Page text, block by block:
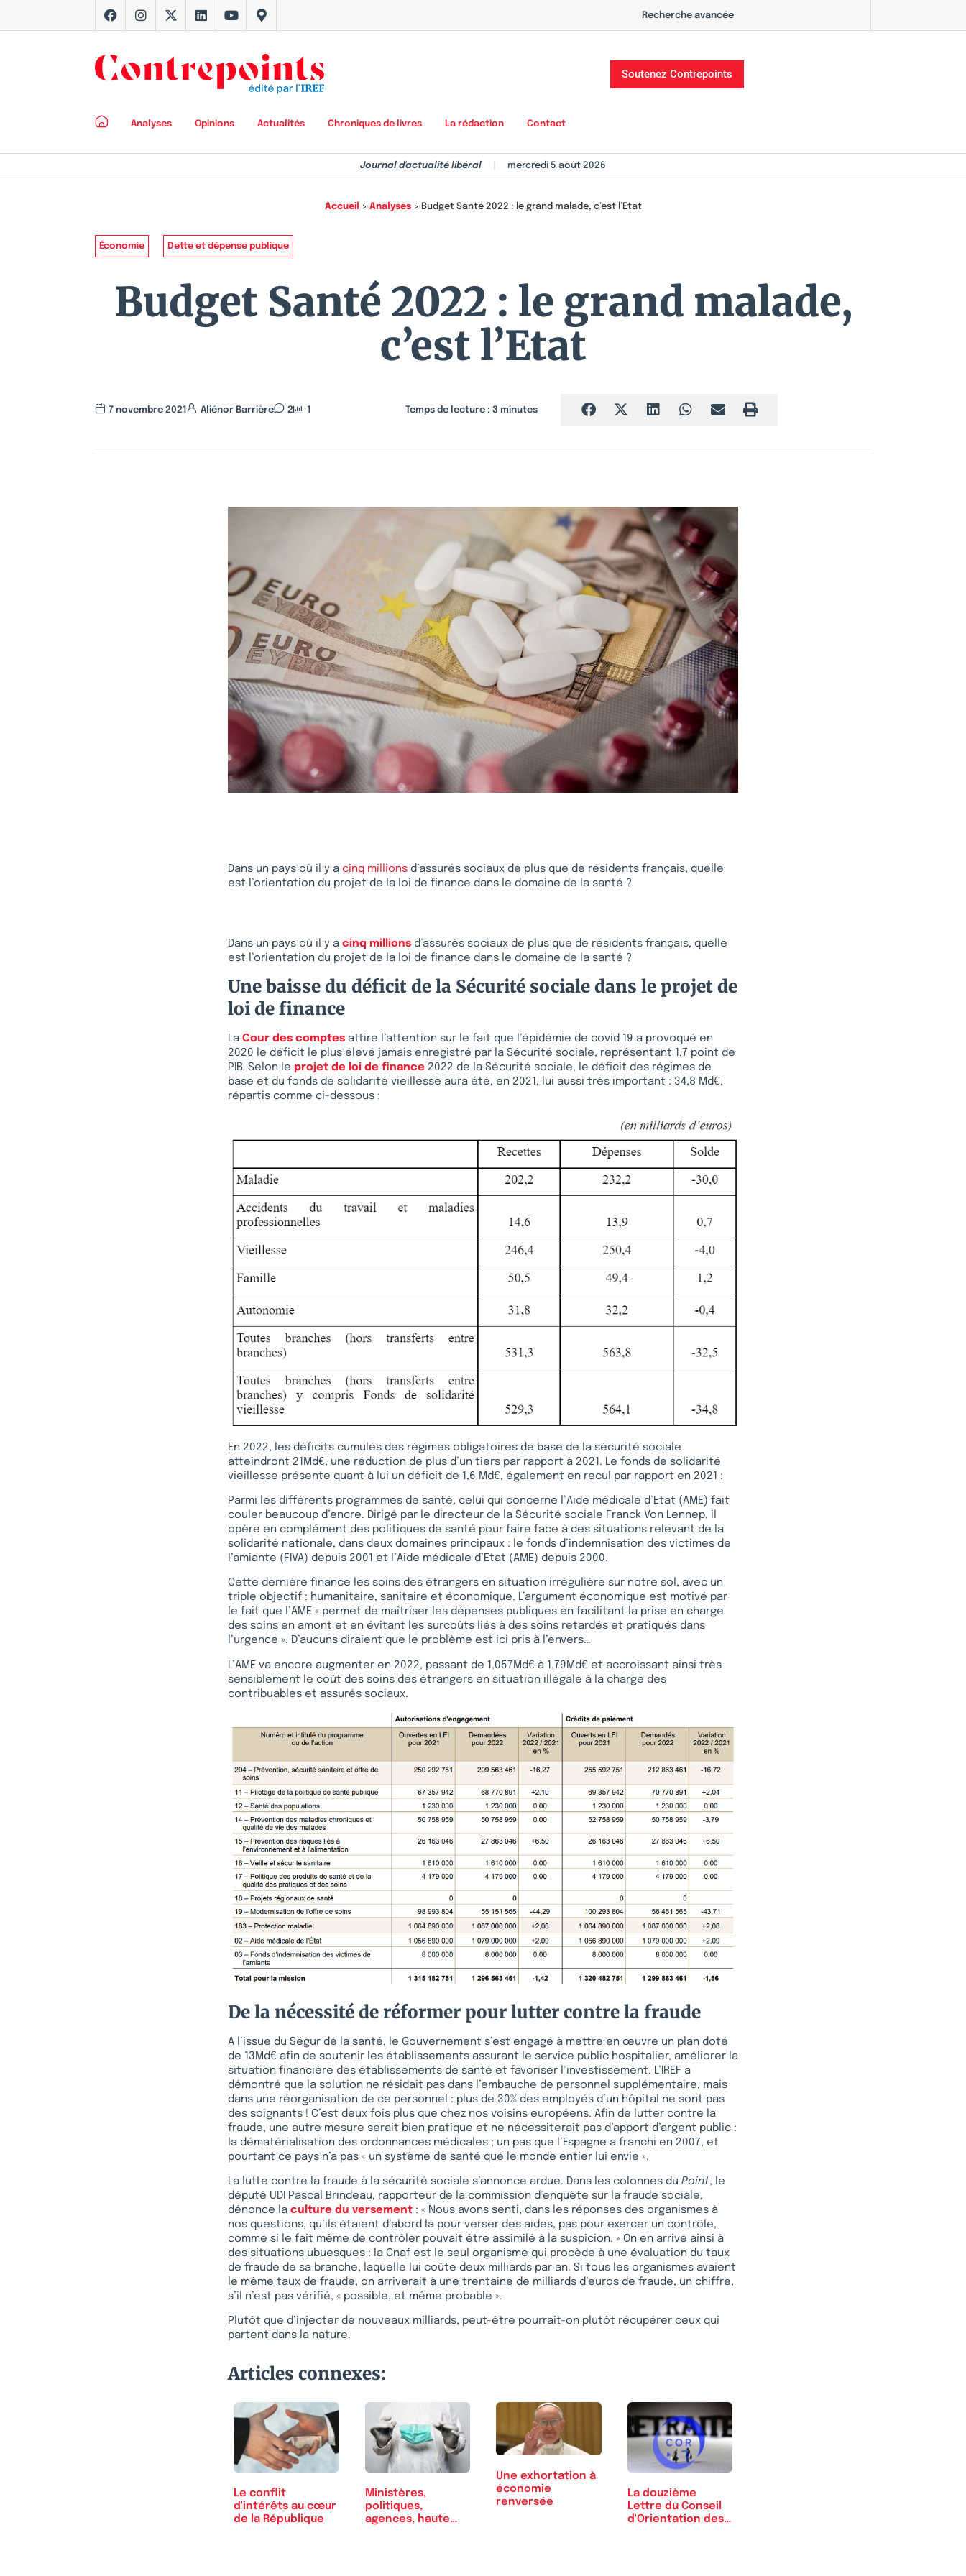
Recherche avancée
Soutenez Contrepoints
Analyses Opinions Actualités Chroniques de livres La rédaction Contact
Journal d'actualité libéral mercredi 5 août 2026
Accueil > Analyses> Budget Santé 2022 : le grand malade, c’est l’Etat
Économie Dette et dépense publique
Budget Santé 2022 : le grand malade,
c’est l’Etat
7 novembre 2021 Aliénor Barrière 2 1 Temps de lecture : 3 minutes
Dans un pays où il y a cinq millions d’assurés sociaux de plus que de résidents français, quelle
est l’orientation du projet de la loi de finance dans le domaine de la santé ?
Dans un pays où il y a cinq millions d’assurés sociaux de plus que de résidents français, quelle
est l’orientation du projet de la loi de finance dans le domaine de la santé ?
Une baisse du déficit de la Sécurité sociale dans le projet de
loi de finance
La Cour des comptes attire l’attention sur le fait que l’épidémie de covid 19 a provoqué en
2020 le déficit le plus élevé jamais enregistré par la Sécurité sociale, représentant 1,7 point de
PIB. Selon le projet de loi de finance 2022 de la Sécurité sociale, le déficit des régimes de
base et du fonds de solidarité vieillesse aura été, en 2021, lui aussi très important : 34,8 Md€,
répartis comme ci-dessous :
En 2022, les déficits cumulés des régimes obligatoires de base de la sécurité sociale
atteindront 21Md€, une réduction de plus d’un tiers par rapport à 2021. Le fonds de solidarité
vieillesse présente quant à lui un déficit de 1,6 Md€, également en recul par rapport en 2021 :
Parmi les différents programmes de santé, celui qui concerne l’Aide médicale d’Etat (AME) fait
couler beaucoup d’encre. Dirigé par le directeur de la Sécurité sociale Franck Von Lennep, il
opère en complément des politiques de santé pour faire face à des situations relevant de la
solidarité nationale, dans deux domaines principaux : le fonds d’indemnisation des victimes de
l’amiante (FIVA) depuis 2001 et l’Aide médicale d’Etat (AME) depuis 2000.
Cette dernière finance les soins des étrangers en situation irrégulière sur notre sol, avec un
triple objectif : humanitaire, sanitaire et économique. L’argument économique est motivé par
le fait que l’AME « permet de maîtriser les dépenses publiques en facilitant la prise en charge
des soins en amont et en évitant les surcoûts liés à des soins retardés et pratiqués dans
l’urgence ». D’aucuns diraient que le problème est ici pris à l’envers…
L’AME va encore augmenter en 2022, passant de 1,057Md€ à 1,79Md€ et accroissant ainsi très
sensiblement le coût des soins des étrangers en situation illégale à la charge des
contribuables et assurés sociaux.
De la nécessité de réformer pour lutter contre la fraude
A l’issue du Ségur de la santé, le Gouvernement s’est engagé à mettre en œuvre un plan doté
de 13Md€ afin de soutenir les établissements assurant le service public hospitalier, améliorer la
situation financière des établissements de santé et favoriser l’investissement. L’IREF a
démontré que la solution ne résidait pas dans l’embauche de personnel supplémentaire, mais
dans une réorganisation de ce personnel : plus de 30% des employés d’un hôpital ne sont pas
des soignants ! C’est deux fois plus que chez nos voisins européens. Afin de lutter contre la
fraude, une autre mesure serait bien pratique et ne nécessiterait pas d’apport d’argent public :
la dématérialisation des ordonnances médicales ; un pas que l’Espagne a franchi en 2007, et
pourtant ce pays n’a pas « un système de santé que le monde entier lui envie ».
La lutte contre la fraude à la sécurité sociale s’annonce ardue. Dans les colonnes du Point, le
député UDI Pascal Brindeau, rapporteur de la commission d’enquête sur la fraude sociale,
dénonce la culture du versement : « Nous avons senti, dans les réponses des organismes à
nos questions, qu’ils étaient d’abord là pour verser des aides, pas pour exercer un contrôle,
comme si le fait même de contrôler pouvait être assimilé à la suspicion. » On en arrive ainsi à
des situations ubuesques : la Cnaf est le seul organisme qui procède à une évaluation du taux
de fraude de sa branche, laquelle lui coûte deux milliards par an. Si tous les organismes avaient
le même taux de fraude, on arriverait à une trentaine de milliards d’euros de fraude, un chiffre,
s’il n’est pas vérifié, « possible, et même probable ».
Plutôt que d’injecter de nouveaux milliards, peut-être pourrait-on plutôt récupérer ceux qui
partent dans la nature.
Articles connexes:
Le conflit
d'intérêts au cœur
de la République
Ministères,
politiques,
agences, haute
Une exhortation à
économie
renversée
La douzième
Lettre du Conseil
d'Orientation des